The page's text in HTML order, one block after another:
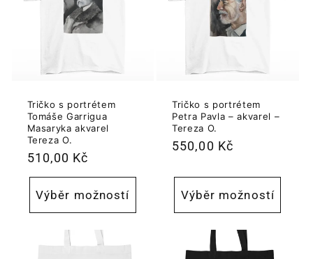
Tričko s portrétem
Tomáše Garrigua
Masaryka akvarel
Tereza O.
Běžná
cena
510,00 Kč
Výběr možností
Tričko s portrétem
Petra Pavla – akvarel –
Tereza O.
Běžná
550,00 Kč
Výběr možností